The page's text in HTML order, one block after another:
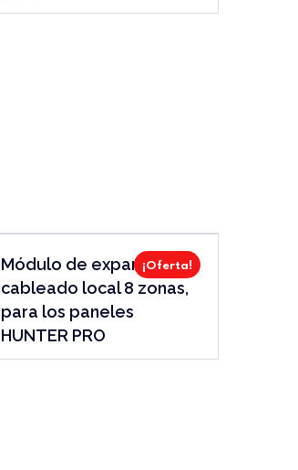
¡Oferta!
Módulo de expansión
cableado local 8 zonas,
para los paneles
HUNTER PRO